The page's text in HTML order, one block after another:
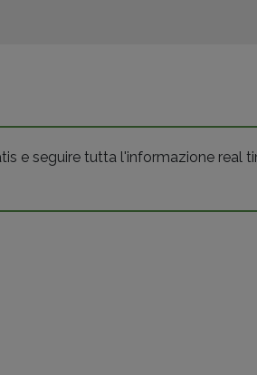
e seguire tutta l'informazione real